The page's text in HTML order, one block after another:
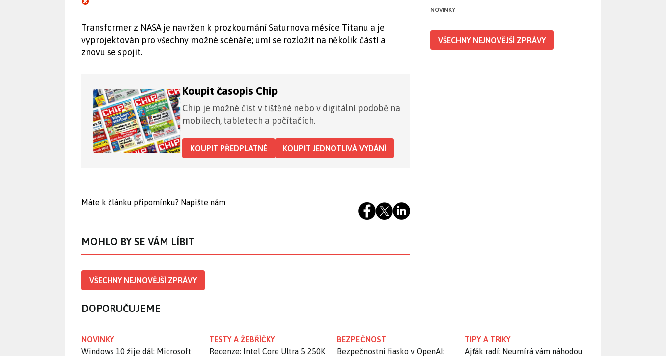
Transformer z NASA je navržen k prozkoumání Saturnova měsíce Titanu a je
vyprojektován pro všechny možné scénáře; umí se rozložit na několik částí a
znovu se spojit.
Koupit časopis Chip
Chip je možné číst v tištěné nebo v digitální podobě na
mobilech, tabletech a počítačích.
KOUPIT PŘEDPLATNÉ KOUPIT JEDNOTLIVÁ VYDÁNÍ
Máte k článku připomínku? Napište nám
MOHLO BY SE VÁM LÍBIT
VŠECHNY NEJNOVĚJŠÍ ZPRÁVY
NOVINKY
VŠECHNY NEJNOVĚJŠÍ ZPRÁVY
DOPORUČUJEME
NOVINKY
Windows 10 žije dál: Microsoft
TESTY A ŽEBŘÍČKY
Recenze: Intel Core Ultra 5 250K
BEZPEČNOST
Bezpečnostní fiasko v OpenAI:
TIPY A TRIKY
Ajťák radí: Neumírá vám náhodou